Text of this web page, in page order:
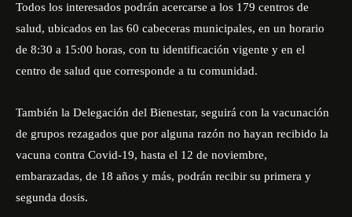
Todos los interesados podrán acercarse a los 179 centros de
salud, ubicados en las 60 cabeceras municipales, en un horario
de 8:30 a 15:00 horas, con tu identificación vigente y en el
centro de salud que corresponde a tu comunidad.
También la Delegación del Bienestar, seguirá con la vacunación
de grupos rezagados que por alguna razón no hayan recibido la
vacuna contra Covid-19, hasta el 12 de noviembre,
embarazadas, de 18 años y más, podrán recibir su primera y
segunda dosis.